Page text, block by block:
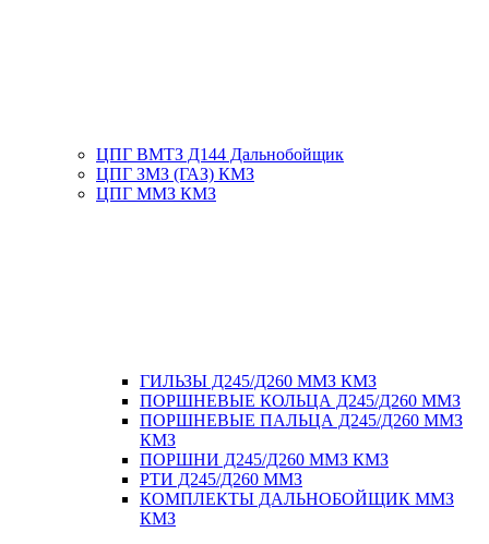
ЦПГ ВМТЗ Д144 Дальнобойщик
ЦПГ ЗМЗ (ГАЗ) КМЗ
ЦПГ ММЗ КМЗ
ГИЛЬЗЫ Д245/Д260 ММЗ КМЗ
ПОРШНЕВЫЕ КОЛЬЦА Д245/Д260 ММЗ
ПОРШНЕВЫЕ ПАЛЬЦА Д245/Д260 ММЗ
КМЗ
ПОРШНИ Д245/Д260 ММЗ КМЗ
РТИ Д245/Д260 ММЗ
КОМПЛЕКТЫ ДАЛЬНОБОЙЩИК ММЗ
КМЗ